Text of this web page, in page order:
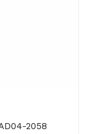
2058